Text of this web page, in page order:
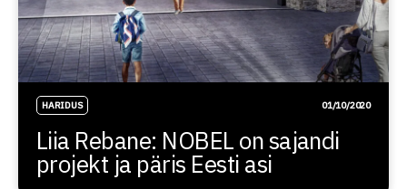
HARIDUS 01/10/2020
Liia Rebane: NOBEL on sajandi
projekt ja päris Eesti asi